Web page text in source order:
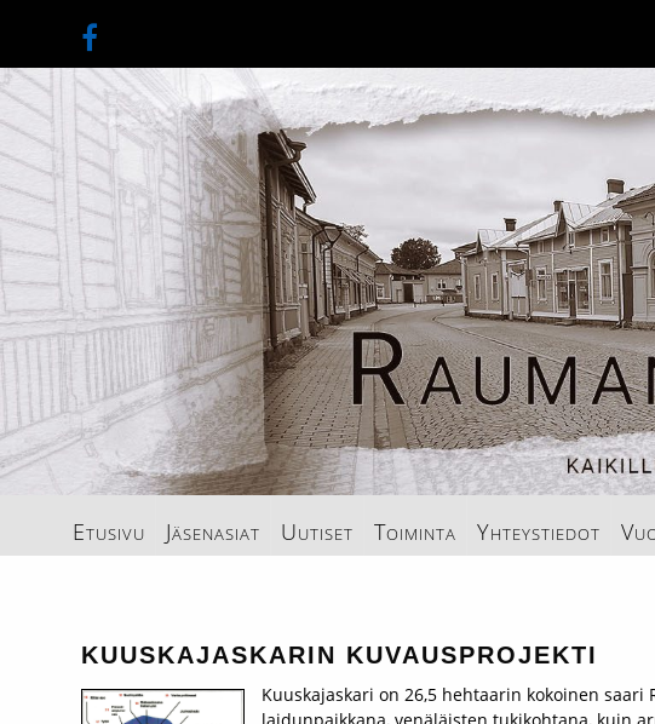
Etusivu Jäsenasiat Uutiset Toiminta Yhteystiedot
KUUSKAJASKARIN KUVAUSPROJEKTI
Kuuskajaskari on 26,5 hehtaarin kokoinen